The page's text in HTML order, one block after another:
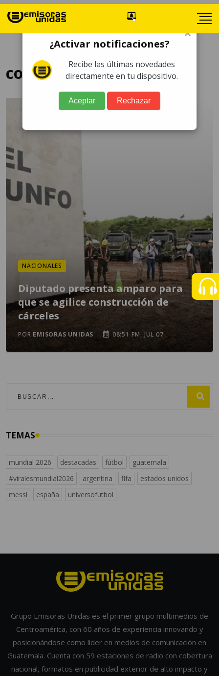
construcción de cárceles
NACIONALES
Diputado presenta amparo para
que se agilice construcción de
cárceles
POR EMISORAS UNIDAS 08:51 PM, JUL 07
TEMAS
mundial 2026 destacadas fútbol
guatemala
#viralesmundial2026
argentina fifa
estados unidos
messi
españa universofutbol
Grupo Emisoras Unidas es el primer grupo multimedios de
Centroamérica, con 60 años de experiencia innovando y
posicionándose como líder en medios de comunicación en
Guatemala. Cuenta con 59 estaciones de radio con cobertura
nacional, formatos en publicidad exterior de alto impacto y
×
¿Activar notificaciones?
Recibe las últimas novedades
directamente en tu dispositivo.
Aceptar Rechazar